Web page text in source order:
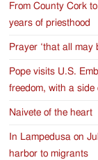
From County Cork
years of priesthood
Prayer ‘that all may
Pope visits U.S.
freedom, with a side
Naivete of the heart
In Lampedusa on
harbor to migrants